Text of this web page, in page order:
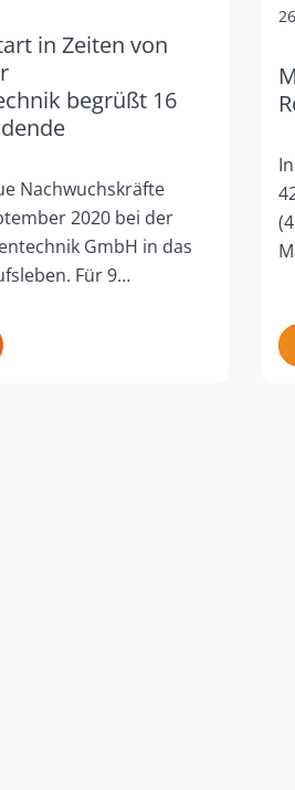
in Zeiten von
begrüßt 16
Nachwuchskräfte
2020 bei der
GmbH in das
Für 9…